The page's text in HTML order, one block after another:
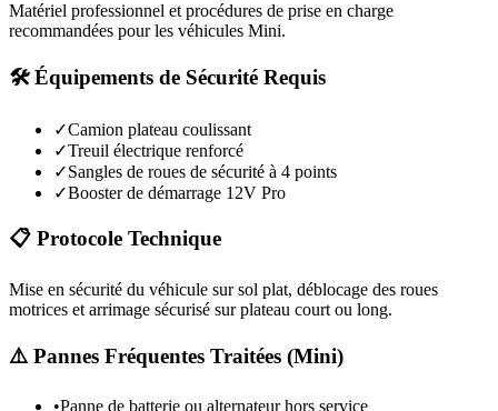
Matériel professionnel et procédures de prise en charge
recommandées pour les véhicules Mini.
🛠️ Équipements de Sécurité Requis
✓Camion plateau coulissant
✓Treuil électrique renforcé
✓Sangles de roues de sécurité à 4 points
✓Booster de démarrage 12V Pro
📋 Protocole Technique
Mise en sécurité du véhicule sur sol plat, déblocage des roues
motrices et arrimage sécurisé sur plateau court ou long.
⚠️ Pannes Fréquentes Traitées (Mini)
•Panne de batterie ou alternateur hors service